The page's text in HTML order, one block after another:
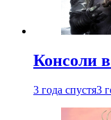
Консоли
3 года спустя3